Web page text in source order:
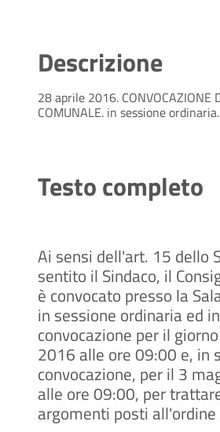
Descrizione
28 aprile 2016. CONVOCAZIONE
COMUNALE. in sessione
Testo completo
Ai sensi dell'art. 15 dello
sentito il Sindaco, il
è convocato presso la
in sessione ordinaria ed
convocazione per il
2016 alle ore 09:00 e, in
convocazione, per il 3
alle ore 09:00, per
argomenti posti all'ordine